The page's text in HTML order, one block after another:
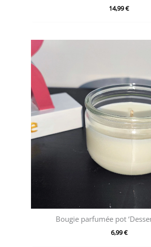
14,99€
Bougie parfumée pot
6,99€